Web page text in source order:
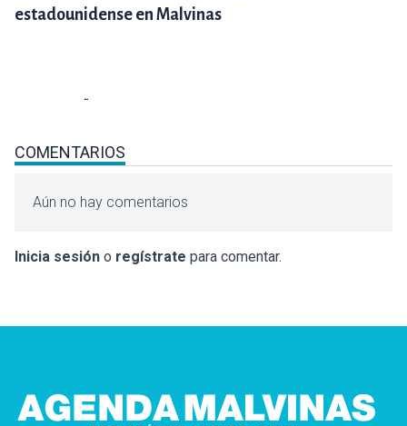
estadounidense en Malvinas
COMENTARIOS
Aún no hay comentarios
Inicia sesión o regístrate para comentar.